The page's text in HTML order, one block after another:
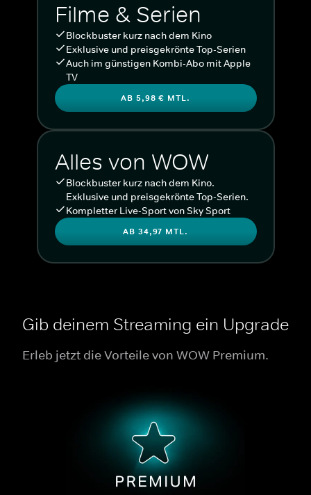
Filme & Serien
Blockbuster kurz nach dem Kino
Exklusive und preisgekrönte Top-Serien
Auch im günstigen Kombi-Abo mit Apple
TV
AB 5,98 € MTL.
Alles von WOW
Blockbuster kurz nach dem Kino.
Exklusive und preisgekrönte Top-Serien.
Kompletter Live-Sport von Sky Sport
AB 34,97 MTL.
Gib deinem Streaming ein Upgrade
Erleb jetzt die Vorteile von WOW Premium.